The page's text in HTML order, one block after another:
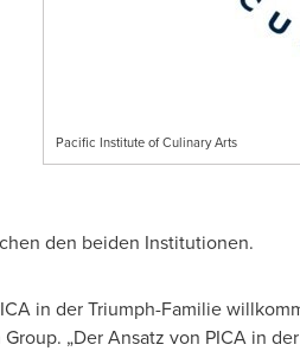
Pacific Institute of Culinary Arts
den beiden Institutionen.
in der Triumph-Familie
„Der Ansatz von PICA in